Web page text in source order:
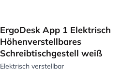
ErgoDesk App 1 Elektrisch
Höhenverstellbares
Schreibtischgestell weiß
Elektrisch verstellbar